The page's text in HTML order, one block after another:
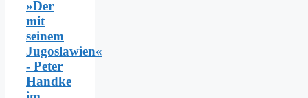
»Der
mit
seinem
Jugoslawien«
- Peter
Handke